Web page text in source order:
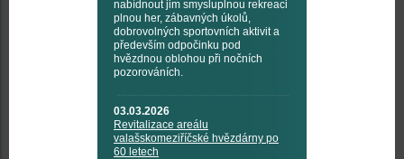
nabídnout jim smysluplnou rekreaci
plnou her, zábavných úkolů,
dobrovolných sportovních aktivit a
především odpočinku pod
hvězdnou oblohou při nočních
pozorováních.
03.03.2026
Revitalizace areálu
valašskomeziříčské hvězdárny po
60 letech